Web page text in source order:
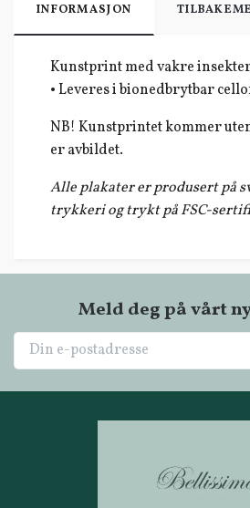
INFORMASJON
Kunstprint med vakre
• Leveres i bionedbrytbar
NB! Kunstprintet kommer
er avbildet.
Alle plakater er produsert på
trykkeri og trykt på FSC-
Meld deg på vårt